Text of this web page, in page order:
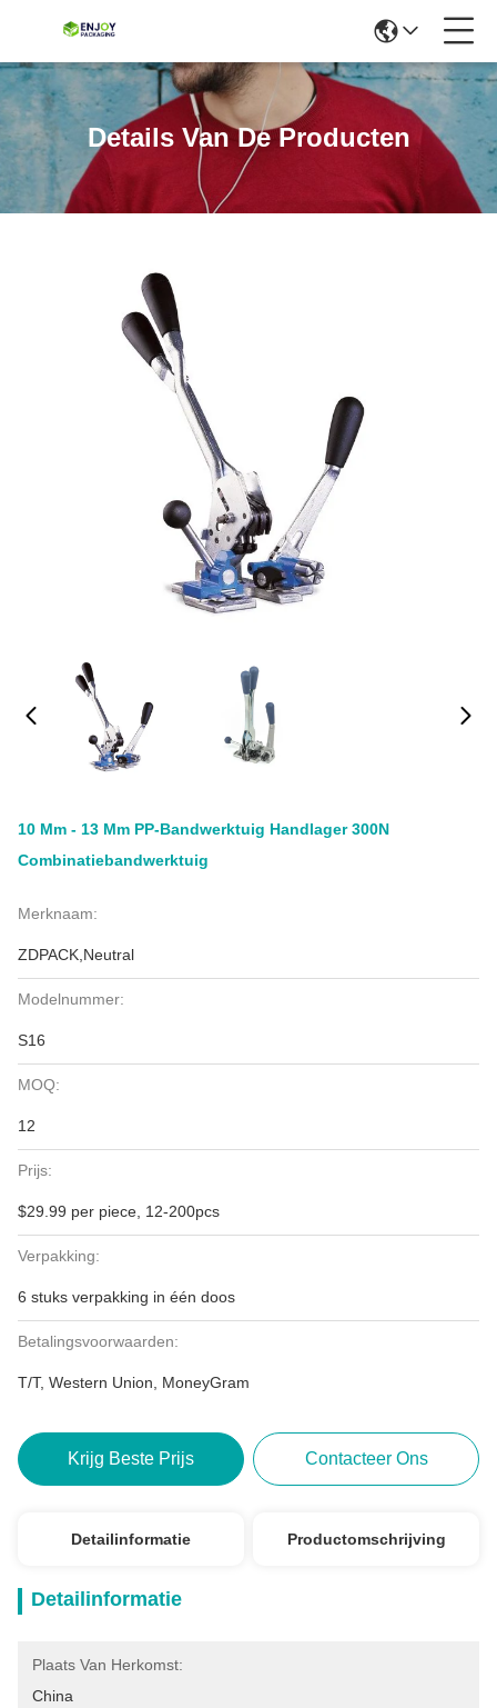
Details Van De Producten
10 Mm - 13 Mm PP-Bandwerktuig Handlager 300N
Combinatiebandwerktuig
Merknaam:
ZDPACK,Neutral
Modelnummer:
S16
MOQ:
12
Prijs:
$29.99 per piece, 12-200pcs
Verpakking:
6 stuks verpakking in één doos
Betalingsvoorwaarden:
T/T, Western Union, MoneyGram
Krijg Beste Prijs Contacteer Ons
Detailinformatie Productomschrijving
Detailinformatie
Plaats Van Herkomst:
China